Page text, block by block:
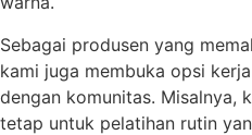
Sebagai produsen yang
kami juga membuka opsi
dengan komunitas. Misalnya,
tetap untuk pelatihan rutin